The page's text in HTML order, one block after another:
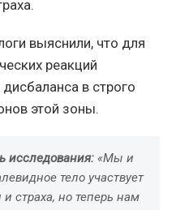
выяснили, что для
реакций
в строго
этой зоны.
исследования: «Мы и
тело участвует
страха, но теперь нам